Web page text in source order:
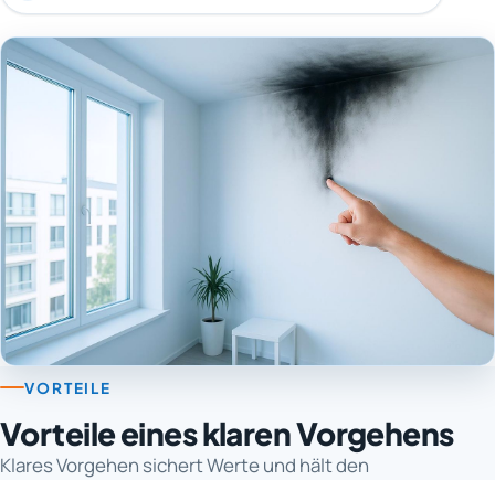
VORTEILE
Vorteile eines klaren Vorgehens
Klares Vorgehen sichert Werte und hält den